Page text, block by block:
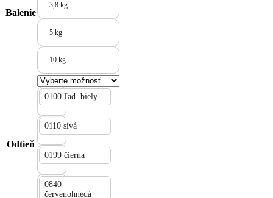
Balenie
3,8 kg
5 kg
10 kg
Odtieň
0100 ľad. biely
0110 sivá
0199 čierna
0840
červenohnedá